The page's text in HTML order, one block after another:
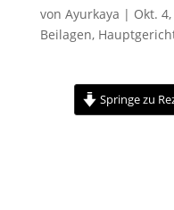
von Ayurkaya | Okt.
Beilagen,
Springe zu